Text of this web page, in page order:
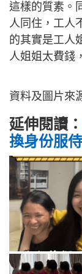
這樣的質素。
人同住，工人
的其實是工人
人姐姐太費錢
資料及圖片來
延伸閱讀：
換身份服